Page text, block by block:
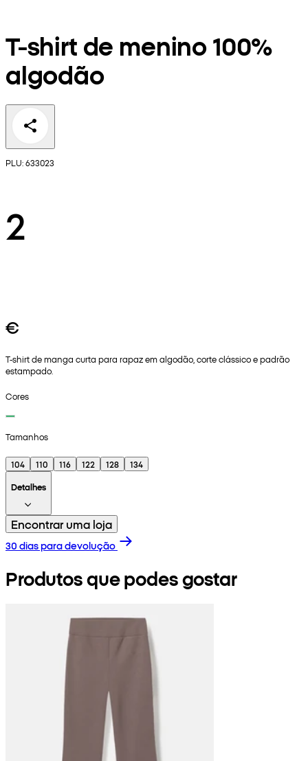
T-shirt de menino 100%
algodão
PLU: 633023
2
€
T-shirt de manga curta para rapaz em algodão, corte clássico e padrão
estampado.
Cores
Tamanhos
104 110 116 122 128
134
Detalhes
Encontrar uma loja
30 dias para devolução
Produtos que podes gostar